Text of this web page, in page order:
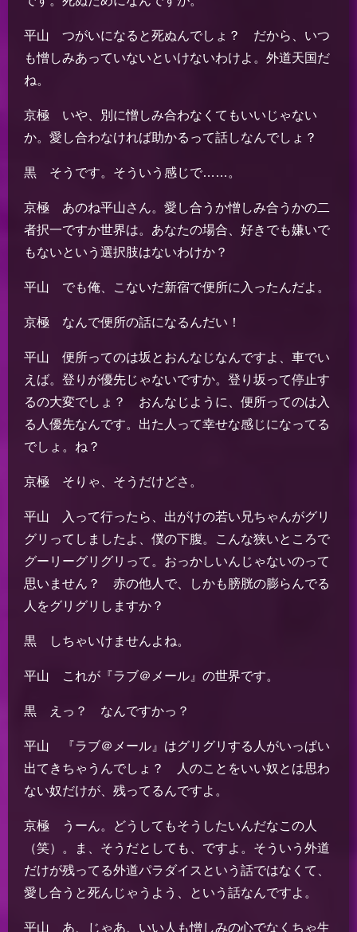
平山 つがいになると死ぬんでしょ？ だから、いつ
も憎しみあっていないといけないわけよ。外道天国だ
ね。
京極 いや、別に憎しみ合わなくてもいいじゃない
か。愛し合わなければ助かるって話しなんでしょ？
黒 そうです。そういう感じで……。
京極 あのね平山さん。愛し合うか憎しみ合うかの二
者択一ですか世界は。あなたの場合、好きでも嫌いで
もないという選択肢はないわけか？
平山 でも俺、こないだ新宿で便所に入ったんだよ。
京極 なんで便所の話になるんだい！
平山 便所ってのは坂とおんなじなんですよ、車でい
えば。登りが優先じゃないですか。登り坂って停止す
るの大変でしょ？ おんなじように、便所ってのは入
る人優先なんです。出た人って幸せな感じになってる
でしょ。ね？
京極 そりゃ、そうだけどさ。
平山 入って行ったら、出がけの若い兄ちゃんがグリ
グリってしましたよ、僕の下腹。こんな狭いところで
グーリーグリグリって。おっかしいんじゃないのって
思いません？ 赤の他人で、しかも膀胱の膨らんでる
人をグリグリしますか？
黒 しちゃいけませんよね。
平山 これが『ラブ＠メール』の世界です。
黒 えっ？ なんですかっ？
平山 『ラブ＠メール』はグリグリする人がいっぱい
出てきちゃうんでしょ？ 人のことをいい奴とは思わ
ない奴だけが、残ってるんですよ。
京極 うーん。どうしてもそうしたいんだなこの人
（笑）。ま、そうだとしても、ですよ。そういう外道
だけが残ってる外道パラダイスという話ではなくて、
愛し合うと死んじゃうよう、という話なんですよ。
平山 あ、じゃあ、いい人も憎しみの心でなくちゃ生